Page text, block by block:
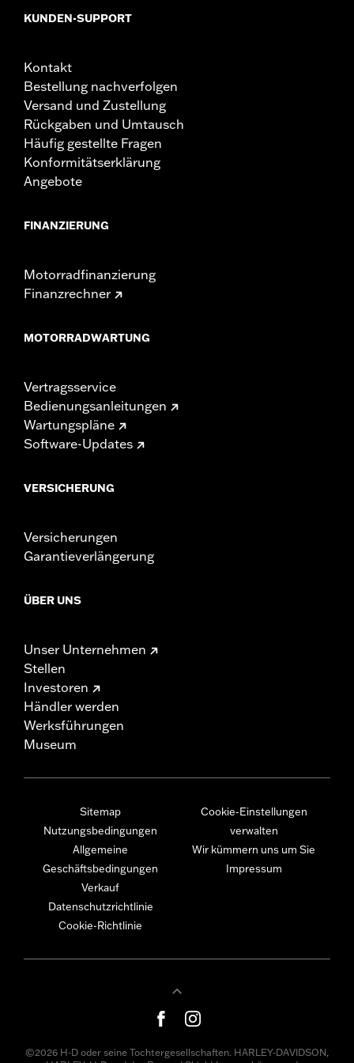
KUNDEN-SUPPORT
Kontakt
Bestellung nachverfolgen
Versand und Zustellung
Rückgaben und Umtausch
Häufig gestellte Fragen
Konformitätserklärung
Angebote
FINANZIERUNG
Motorradfinanzierung
Finanzrechner
MOTORRADWARTUNG
Vertragsservice
Bedienungsanleitungen
Wartungspläne
Software-Updates
VERSICHERUNG
Versicherungen
Garantieverlängerung
ÜBER UNS
Unser Unternehmen
Stellen
Investoren
Händler werden
Werksführungen
Museum
Sitemap
Nutzungsbedingungen
Allgemeine
Geschäftsbedingungen
Verkauf
Datenschutzrichtlinie
Cookie-Richtlinie
Cookie-Einstellungen
verwalten
Wir kümmern uns um Sie
Impressum
©2026 H-D oder seine Tochtergesellschaften. HARLEY-DAVIDSON,